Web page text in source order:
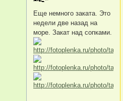
Еще немного заката. Это
недели две назад на
море. Закат над сопками.